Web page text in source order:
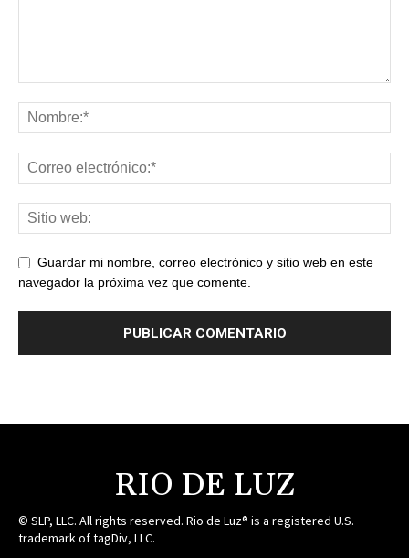
Guardar mi nombre, correo electrónico y sitio web en este
navegador la próxima vez que comente.
RIO DE LUZ
© SLP, LLC. All rights reserved. Rio de Luz® is a registered U.S.
trademark of tagDiv, LLC.